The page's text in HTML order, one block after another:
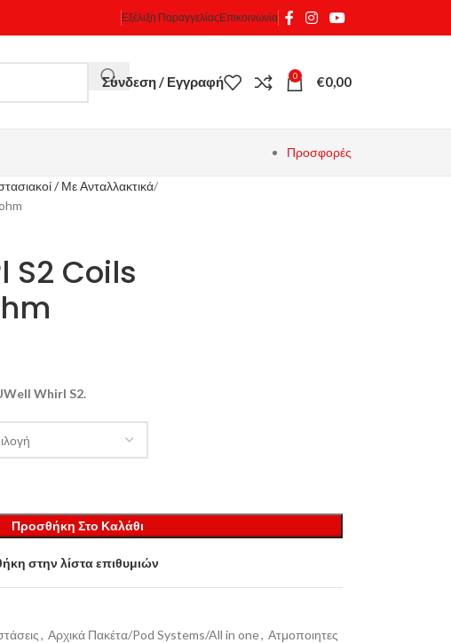
Εξέλιξη ΠαραγγελίαςΕπικοινωνία
Σύνδεση / Εγγραφή 0 €0,00
Προσφορές
/ Με Ανταλλακτικά
S2 Coils
Whirl S2.
Προσθήκη Στο Καλάθι
στην λίστα επιθυμιών
, Αρχικά Πακέτα/Pod Systems/All in one, Ατμοποιητες